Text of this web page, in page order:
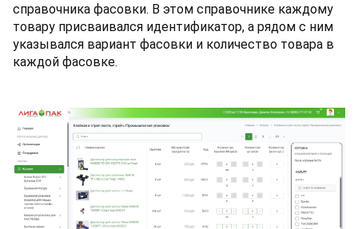
справочника фасовки. В этом справочнике каждому
товару присваивался идентификатор, а рядом с ним
указывался вариант фасовки и количество товара в
каждой фасовке.